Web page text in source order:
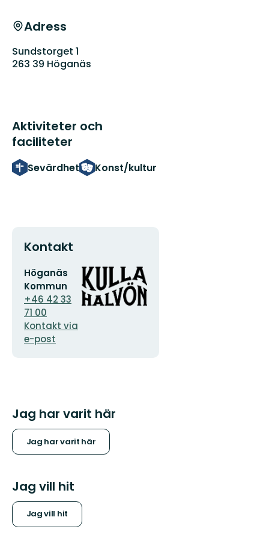
Adress
Sundstorget 1
263 39 Höganäs
Aktiviteter och
faciliteter
Sevärdhet Konst/kultur
Kontakt
E-
postadress
Höganäs
Kommun
+46 42 33
71 00
Kontakt via
e-post
Organisationens
logotyp
Jag har varit här
Jag har varit här
Jag vill hit
Jag vill hit